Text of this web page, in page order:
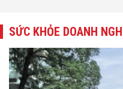
SỨC KHỎE DOANH